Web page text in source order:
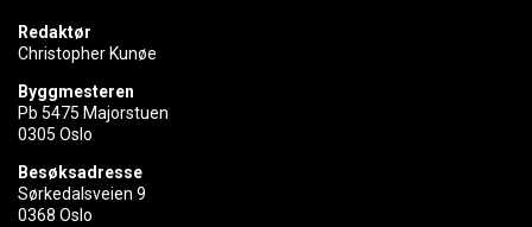
Redaktør
Christopher Kunøe
Byggmesteren
Pb 5475 Majorstuen
0305 Oslo
Besøksadresse
Sørkedalsveien 9
0368 Oslo